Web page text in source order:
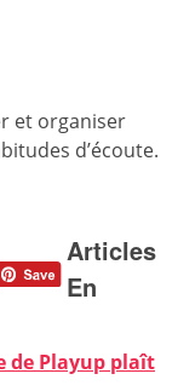
et organiser
d’écoute.
Articles
En
de Playup plaît